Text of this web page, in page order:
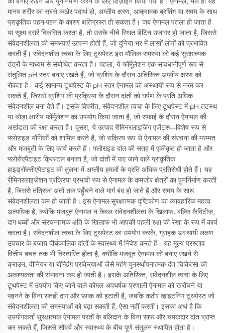
मानव शरीर का सबसे कठोर पदार्थ हो, अम्लीय क्षरण, आक्रामक ब्रशिंग या समय के साथ
प्राकृतिक पहन-पहन के कारण क्षतिग्रस्त हो सकता है। जब ऐनामल पतला हो जाता है
या सूक्ष्म दरारें विकसित करता है, तो उसके नीचे स्थित डेंटिन उजागर हो जाता है, जिससे
संवेदनशीलता की समस्याएं उत्पन्न होती हैं, जो दुनिया भर में लाखों लोगों को प्रभावित
करती हैं। संवेदनशील त्वचा के लिए टूथपेस्ट इस मौलिक समस्या को कई सुरक्षात्मक
तंत्रों के माध्यम से संबोधित करता है। पहला, ये फॉर्मूलेशन एक सावधानीपूर्ण रूप से
संतुलित pH स्तर बनाए रखते हैं, जो ब्रशिंग के दौरान अतिरिक्त अम्लीय क्षरण को
रोकता है। कई सामान्य टूथपेस्ट के pH स्तर ऐनामल को अस्थायी रूप से नरम कर
सकते हैं, जिससे ब्रशिंग की प्रक्रिया के दौरान दांतों को घर्षण के प्रति अधिक
संवेदनशील बना देते हैं। इसके विपरीत, संवेदनशील त्वचा के लिए टूथपेस्ट में pH तटस्थ
या थोड़ा क्षारीय फॉर्मूलेशन का उपयोग किया जाता है, जो सफाई के दौरान ऐनामल की
अखंडता की रक्षा करता है। दूसरा, ये उत्पाद रीमिनरलाइज़िंग एजेंट्स—विशेष रूप से
फ्लोराइड यौगिकों को शामिल करते हैं, जो सक्रिय रूप से ऐनामल की संरचना की मरम्मत
और मजबूती के लिए कार्य करते हैं। फ्लोराइड दांत की सतह में एकीकृत हो जाता है और
फ्लोरोएपैटाइट क्रिस्टल बनाता है, जो दांतों में पाए जाने वाले प्राकृतिक
हाइड्रॉक्सीएपैटाइट की तुलना में अम्लीय हमलों के प्रति अधिक प्रतिरोधी होते हैं। यह
रीमिनरलाइज़ेशन प्रक्रिया प्रभावी रूप से ऐनामल के कमजोर क्षेत्रों का पुनर्निर्माण करती
है, जिससे तंत्रिका अंतों तक पहुँचने वाले मार्ग बंद हो जाते हैं और समय के साथ
संवेदनशीलता कम हो जाती है। इस ऐनामल-सुरक्षात्मक दृष्टिकोण का व्यावहारिक महत्व
अत्यधिक है, क्योंकि मजबूत ऐनामल न केवल संवेदनशीलता के खिलाफ, बल्कि कैविटीज़,
दाग-धब्बों और संरचनात्मक क्षति के खिलाफ भी आपकी पहली रक्षा की रेखा के रूप में कार्य
करता है। संवेदनशील त्वचा के लिए टूथपेस्ट का उपयोग करके, ग्राहक अस्थायी लक्षण
उपचार के बजाय दीर्घकालिक दांतों के स्वास्थ्य में निवेश करते हैं। यह मूल्य प्रस्ताव
वित्तीय बचत तक भी विस्तारित होता है, क्योंकि मजबूत ऐनामल को बनाए रखने से
क्राउन, वीनियर या बॉन्डिंग प्रक्रियाओं जैसे महंगे पुनर्स्थापनात्मक दंत चिकित्सा की
आवश्यकता की संभावना कम हो जाती है। इसके अतिरिक्त, संवेदनशील त्वचा के लिए
टूथपेस्ट में उपयोग किए जाने वाले कोमल अपघर्षक प्रणाली ऐनामल को खरोंचने या
पहनने के बिना सतही दाग और प्लाक को हटाती है, जबकि कठोर व्हाइटनिंग टूथपेस्ट जो
संवेदनशीलता की समस्याओं को बढ़ा सकती हैं, ऐसा नहीं करतीं। इसका अर्थ है कि
उपयोगकर्ता सुरक्षात्मक ऐनामल परतों के बलिदान के बिना साफ और चमकदार दांत प्राप्त
कर सकते हैं, जिससे सौंदर्य और स्वास्थ्य के बीच पूर्ण संतुलन स्थापित होता है।